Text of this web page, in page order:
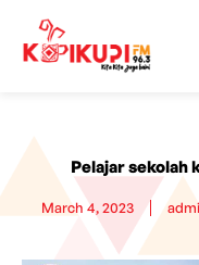
Pelajar sekolah
March 4, 2023